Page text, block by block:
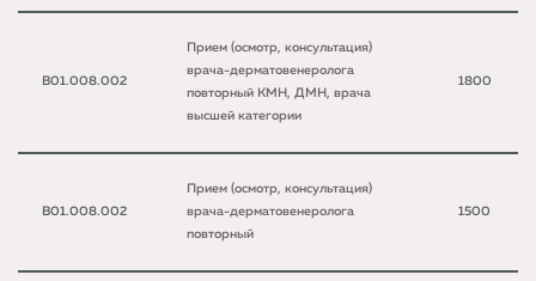
B01.008.002
Прием (осмотр, консультация)
врача-дерматовенеролога
повторный КМН, ДМН, врача
высшей категории
1800
B01.008.002
Прием (осмотр, консультация)
врача-дерматовенеролога
повторный
1500